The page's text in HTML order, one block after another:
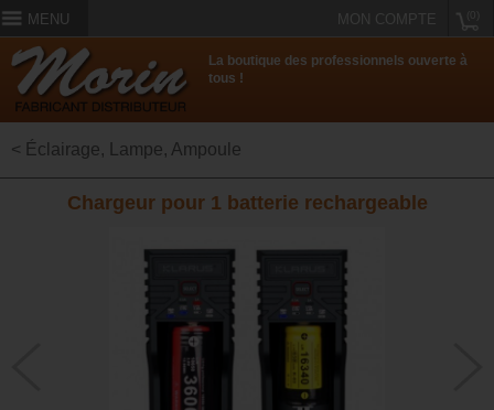
MENU MON COMPTE
La boutique des professionnels ouverte à
tous !
< Éclairage, Lampe, Ampoule
Chargeur pour 1 batterie rechargeable